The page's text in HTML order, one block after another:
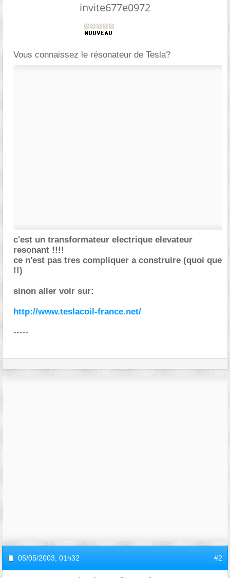
invite677e0972
Vous connaissez le résonateur de Tesla?
c'est un transformateur electrique elevateur
resonant !!!!
ce n'est pas tres compliquer a construire (quoi que
!!)
sinon aller voir sur:
http://www.teslacoil-france.net/
-----
05/05/2003, 01h32 #2